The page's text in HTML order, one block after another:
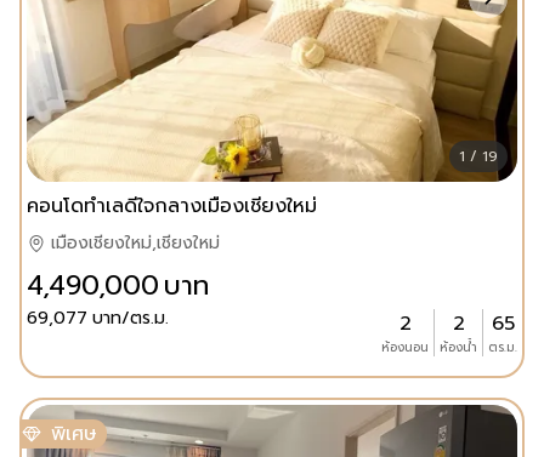
1 / 19
คอนโดทำเลดีใจกลางเมืองเชียงใหม่
เมืองเชียงใหม่,เชียงใหม่
4,490,000บาท
69,077 บาท/ตร.ม. 2
ห้องนอน
2
ห้องน้ำ
65
ตร.ม.
พิเศษ